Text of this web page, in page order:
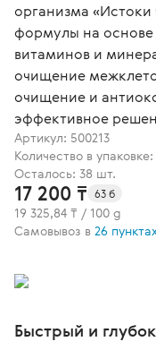
организма
формулы на основе
витаминов и
очищение
очищение и
эффективное
Артикул: 500213
Количество в
Осталось: 38 шт.
17 200 ₸ 63 б
19 325,84 ₸ / 100 g
Самовывоз в 26
Быстрый и